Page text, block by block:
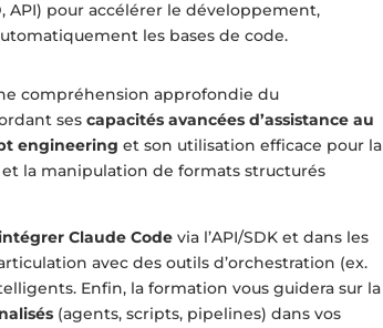
API) pour accélérer le développement,
les bases de code.
compréhension approfondie du
sescapacités avancées d’assistance au
engineering et son utilisation efficace pour la
et la manipulation de formats structurés
Claude Code via l’API/SDK et dans les
avec des outils d’orchestration (ex.
Enfin, la formation vous guidera sur la
(agents, scripts, pipelines) dans vos